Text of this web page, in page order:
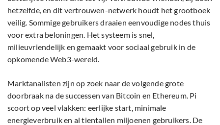
hetzelfde, en dit vertrouwen-netwerk houdt het grootboek
veilig. Sommige gebruikers draaien eenvoudige nodes thuis
voor extra beloningen. Het systeem is snel,
milieuvriendelijk en gemaakt voor sociaal gebruik in de
opkomende Web3-wereld.
Marktanalisten zijn op zoek naar de volgende grote
doorbraak na de successen van Bitcoin en Ethereum. Pi
scoort op veel vlakken: eerlijke start, minimale
energieverbruik en al tientallen miljoenen gebruikers. De